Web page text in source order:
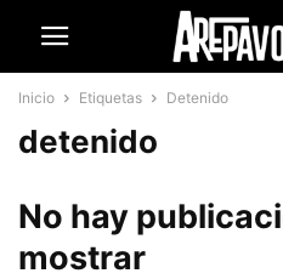
Inicio Etiquetas Detenido
detenido
No hay
mostrar